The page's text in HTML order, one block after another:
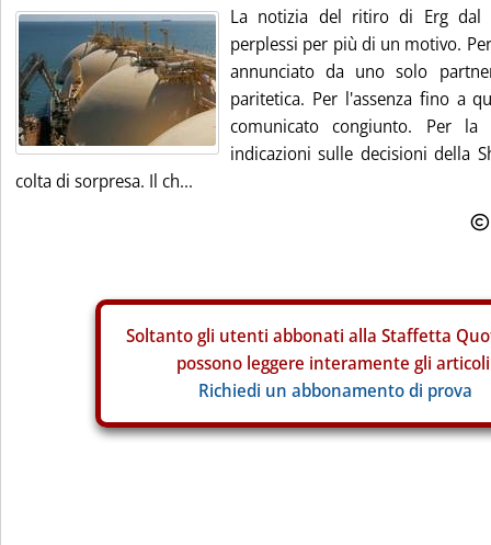
La notizia del ritiro di Erg dal
perplessi per più di un motivo.
annunciato da uno solo
paritetica. Per l'assenza fino a
comunicato congiunto. Per la
indicazioni sulle decisioni della
colta di sorpresa. Il ch...
Soltanto gli utenti abbonati alla Staffetta
possono leggere interamente gli
Richiedi un abbonamento di prova